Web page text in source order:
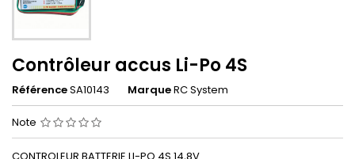
Contrôleur accus Li-Po 4S
RéférenceSA10143 MarqueRC System
Note